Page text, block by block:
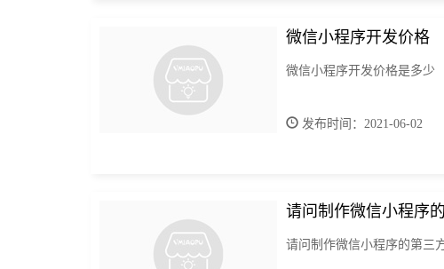
微信小程序开发价格
微信小程序开发价格是多少
发布时间：2021-06-02
请问制作微信小程序
请问制作微信小程序的第三